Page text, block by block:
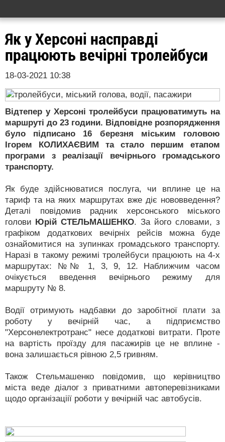
Як у Херсоні насправді
працюють вечірні тролейбуси
18-03-2021 10:38
Відтепер у Херсоні тролейбуси працюватимуть на
маршруті до 23 години. Відповідне розпорядження
було підписано 16 березня міським головою
Ігорем КОЛИХАЄВИМ та стало першим етапом
програми з реалізації вечірнього громадського
транспорту.
Як буде здійснюватися послуга, чи вплине це на
тариф та на яких маршрутах вже діє нововведення?
Деталі повідомив радник херсонського міського
голови Юрій СТЕЛЬМАШЕНКО. За його словами, з
графіком додаткових вечірніх рейсів можна буде
ознайомитися на зупинках громадського транспорту.
Наразі в такому режимі тролейбуси працюють на 4-х
маршрутах: №№ 1, 3, 9, 12. Наближчим часом
очікується введення вечірнього режиму для
маршруту № 8.
Водії отримують надбавки до заробітної плати за
роботу у вечірній час, а підприємство
"Херсонелектротранс" несе додаткові витрати. Проте
на вартість проїзду для пасажирів це не вплине -
вона залишається рівною 2,5 гривням.
Також Стельмашенко повідомив, що керівництво
міста веде діалог з приватними автоперевізниками
щодо організаціії роботи у вечірній час автобусів.